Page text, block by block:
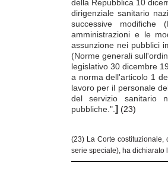
della Repubblica 10
dirigenziale sanitario
successive modifiche
amministrazioni e le
assunzione nei pubblici
(Norme generali
legislativo 30 dicembre
a norma dell'articolo 1
lavoro per il personale
del servizio sanitario
pubbliche.". ] (23)
(23) La Corte costituzionale,
serie speciale), ha dichiarato